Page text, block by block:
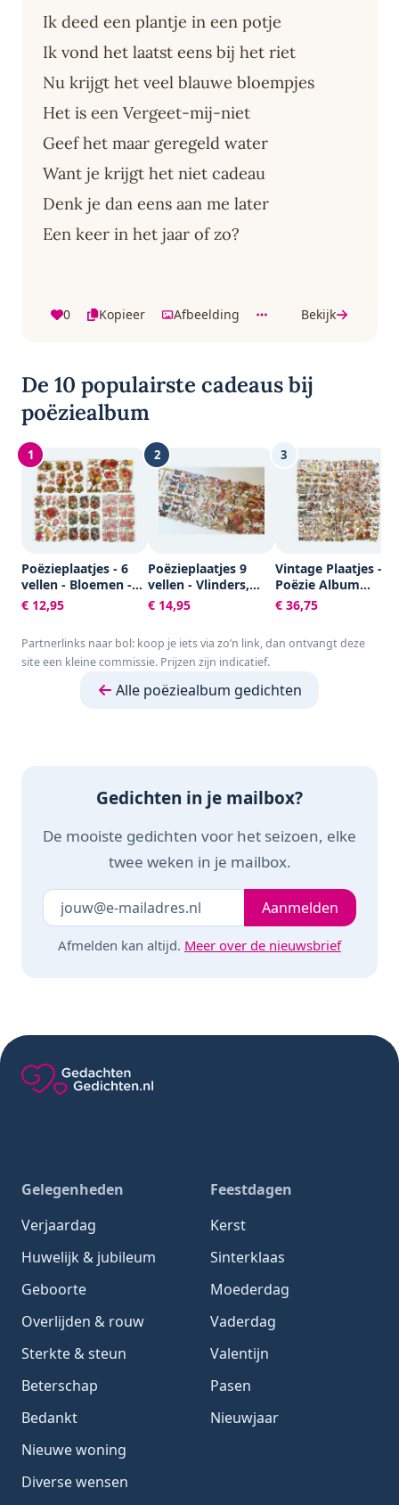
Ik deed een plantje in een potje
Ik vond het laatst eens bij het riet
Nu krijgt het veel blauwe bloempjes
Het is een Vergeet-mij-niet
Geef het maar geregeld water
Want je krijgt het niet cadeau
Denk je dan eens aan me later
Een keer in het jaar of zo?
0 Kopieer Afbeelding Bekijk
De 10 populairste cadeaus bij
poëziealbum
1
Poëzieplaatjes - 6
vellen - Bloemen -
Poëziealbum -
hobby - creatief -
vriendenboek -
dagboek -
€ 12,95
2
Poëzieplaatjes 9
vellen - Vlinders,
Vogels, Bloemen,
Poezen en Roosjes
€ 14,95
3
Vintage Plaatjes -
Poëzie Album
Plaatjes -
Knipplaatjes -
Maken - Allerlei -
€ 36,75
Partnerlinks naar bol: koop je iets via zo’n link, dan ontvangt deze
site een kleine commissie. Prijzen zijn indicatief.
Alle poëziealbum gedichten
Gedichten in je mailbox?
De mooiste gedichten voor het seizoen, elke
twee weken in je mailbox.
Laat dit veld leeg Je e-mailadresAanmelden
Afmelden kan altijd. Meer over de nieuwsbrief
Gelegenheden
Verjaardag
Huwelijk & jubileum
Geboorte
Overlijden & rouw
Sterkte & steun
Beterschap
Bedankt
Nieuwe woning
Diverse wensen
Feestdagen
Kerst
Sinterklaas
Moederdag
Vaderdag
Valentijn
Pasen
Nieuwjaar